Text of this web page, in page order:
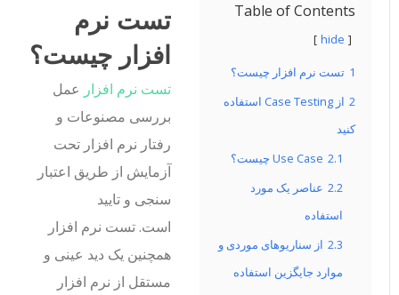
Table of Contents
hide
تست نرم افزار چیست؟
از Case Testing استفاده
کنید
2.1 Use Case چیست؟
2.2 عناصر یک مورد
استفاده
2.3 از سناریوهای موردی و
موارد جایگزین استفاده
تست نرم
افزار چیست؟
تست نرم افزار عمل
بررسی مصنوعات و
رفتار نرم افزار تحت
آزمایش از طریق اعتبار
سنجی و تایید
است. تست نرم افزار
همچنین یک دید عینی و
مستقل از نرم افزار